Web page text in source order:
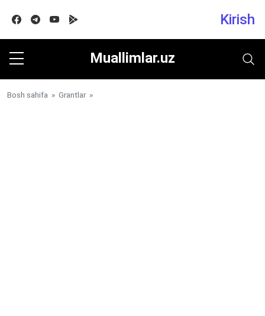
FacebookTelegram
Youtube Kirish
Muallimlar.uz
Bosh sahifa » Grantlar»